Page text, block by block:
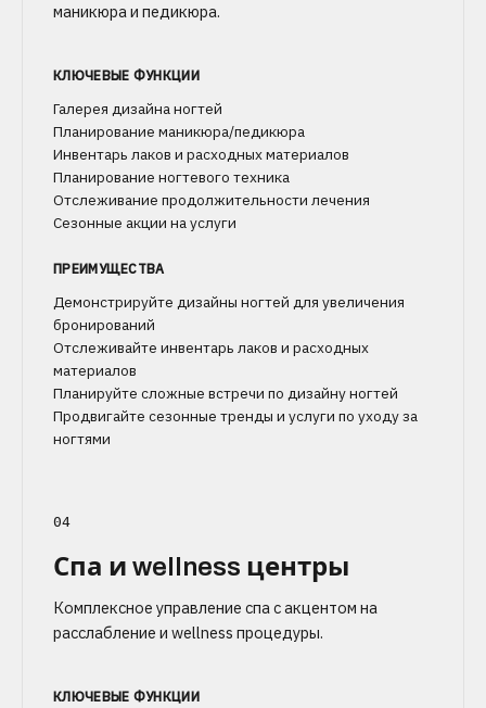
маникюра и педикюра.
КЛЮЧЕВЫЕ ФУНКЦИИ
Галерея дизайна ногтей
Планирование маникюра/педикюра
Инвентарь лаков и расходных материалов
Планирование ногтевого техника
Отслеживание продолжительности лечения
Сезонные акции на услуги
ПРЕИМУЩЕСТВА
Демонстрируйте дизайны ногтей для увеличения
бронирований
Отслеживайте инвентарь лаков и расходных
материалов
Планируйте сложные встречи по дизайну ногтей
Продвигайте сезонные тренды и услуги по уходу за
ногтями
04
Спа и wellness центры
Комплексное управление спа с акцентом на
расслабление и wellness процедуры.
КЛЮЧЕВЫЕ ФУНКЦИИ